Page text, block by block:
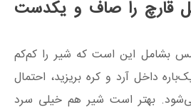
قارچ را صاف و یکدست
بشامل این است که شیر را کم‌کم
داخل آرد و کره بریزید، احتمال
بهتر است شیر هم خیلی سرد